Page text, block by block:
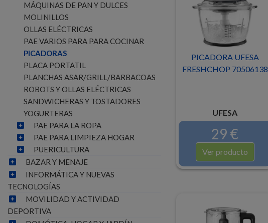
MÁQUINAS DE PAN Y DULCES
MOLINILLOS
OLLAS ELÉCTRICAS
PAE VARIOS PARA PARA COCINAR
PICADORAS
PLACA PORTATIL
PLANCHAS ASAR/GRILL/BARBACOAS
ROBOTS Y OLLAS ELÉCTRICAS
SANDWICHERAS Y TOSTADORES
YOGURTERAS
PAE PARA LA ROPA
PAE PARA LIMPIEZA HOGAR
PUERICULTURA
BAZAR Y MENAJE
INFORMÁTICA Y NUEVAS
TECNOLOGÍAS
MOVILIDAD Y ACTIVIDAD
DEPORTIVA
PICADORA UFESA
FRESHCHOP 70506138
UFESA
29 €
Ver producto